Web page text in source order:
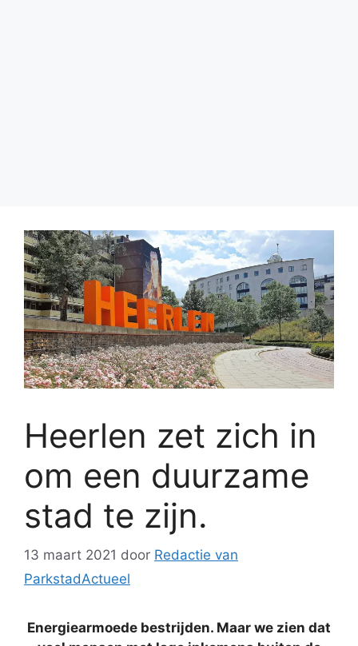
Heerlen zet zich in
om een duurzame
stad te zijn.
13 maart 2021 door Redactie van
ParkstadActueel
Energiearmoede bestrijden. Maar we zien dat